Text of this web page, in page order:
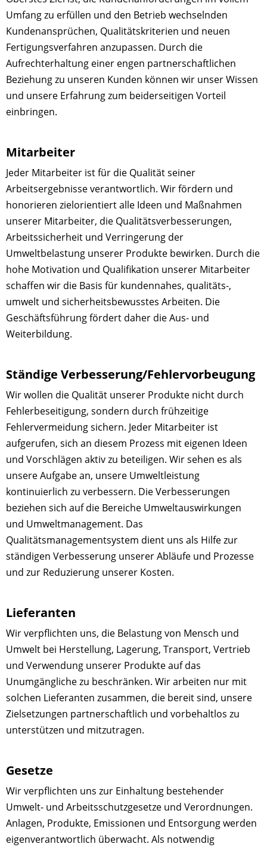
Umfang zu erfüllen und den Betrieb wechselnden
Kundenansprüchen, Qualitätskriterien und neuen
Fertigungsverfahren anzupassen. Durch die
Aufrechterhaltung einer engen partnerschaftlichen
Beziehung zu unseren Kunden können wir unser Wissen
und unsere Erfahrung zum beiderseitigen Vorteil
einbringen.
Mitarbeiter
Jeder Mitarbeiter ist für die Qualität seiner
Arbeitsergebnisse verantwortlich. Wir fördern und
honorieren zielorientiert alle Ideen und Maßnahmen
unserer Mitarbeiter, die Qualitätsverbesserungen,
Arbeitssicherheit und Verringerung der
Umweltbelastung unserer Produkte bewirken. Durch die
hohe Motivation und Qualifikation unserer Mitarbeiter
schaffen wir die Basis für kundennahes, qualitäts-,
umwelt und sicherheitsbewusstes Arbeiten. Die
Geschäftsführung fördert daher die Aus- und
Weiterbildung.
Ständige Verbesserung/Fehlervorbeugung
Wir wollen die Qualität unserer Produkte nicht durch
Fehlerbeseitigung, sondern durch frühzeitige
Fehlervermeidung sichern. Jeder Mitarbeiter ist
aufgerufen, sich an diesem Prozess mit eigenen Ideen
und Vorschlägen aktiv zu beteiligen. Wir sehen es als
unsere Aufgabe an, unsere Umweltleistung
kontinuierlich zu verbessern. Die Verbesserungen
beziehen sich auf die Bereiche Umweltauswirkungen
und Umweltmanagement. Das
Qualitätsmanagementsystem dient uns als Hilfe zur
ständigen Verbesserung unserer Abläufe und Prozesse
und zur Reduzierung unserer Kosten.
Lieferanten
Wir verpflichten uns, die Belastung von Mensch und
Umwelt bei Herstellung, Lagerung, Transport, Vertrieb
und Verwendung unserer Produkte auf das
Unumgängliche zu beschränken. Wir arbeiten nur mit
solchen Lieferanten zusammen, die bereit sind, unsere
Zielsetzungen partnerschaftlich und vorbehaltlos zu
unterstützen und mitzutragen.
Gesetze
Wir verpflichten uns zur Einhaltung bestehender
Umwelt- und Arbeitsschutzgesetze und Verordnungen.
Anlagen, Produkte, Emissionen und Entsorgung werden
eigenverantwortlich überwacht. Als notwendig